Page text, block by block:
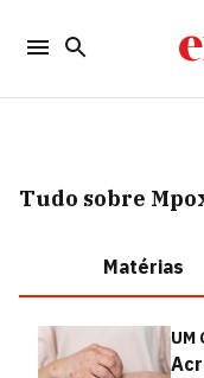
Tudo sobre
Matérias
UM